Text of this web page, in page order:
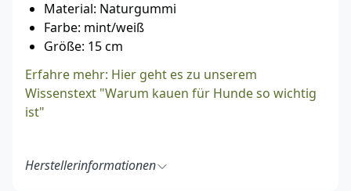
Material: Naturgummi
Farbe: mint/weiß
Größe: 15 cm
Erfahre mehr: Hier geht es zu unserem
Wissenstext "Warum kauen für Hunde so wichtig
ist"
Herstellerinformationen